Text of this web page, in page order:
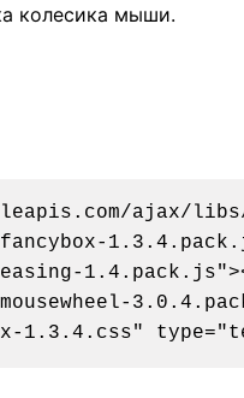
колесика мыши.
ajax/